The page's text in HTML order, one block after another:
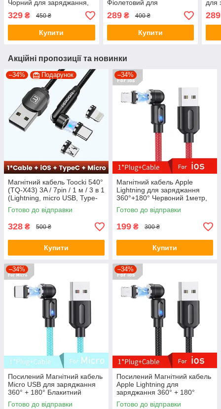
Чорний для заряджання,
передачі даних (micro
USB) 540°, 2м, 5A
329 ₴ 450 ₴
Купити
Фіолетовий для
заряджання, передачі
даних (USB Type-C) 540°,
1метр, 5A
289₴ 400 ₴
Купити
для
289
Акційні пропозиції та новинки
–34% Подарунок
Магнітний кабель Toocki 540°
(ТQ-Х43) 3A / 7pin / 1 м / 3 в 1
(Lightning, micro USB, Type-
C) для заряджання та
передачі даних
Готово до відправки
328 ₴ 500 ₴
Купити
–34%
Магнітний кабель Apple
Lightning для заряджання
360°+180° Червоний 1метр,
2.1A
Готово до відправки
199 ₴ 300 ₴
Купити
–34%
Посилений Магнітний кабель
Micro USB для заряджання
360° + 180° Блакитний
1метр, 2.4A
Готово до відправки
–34%
Посилений Магнітний кабель
Apple Lightning для
заряджання 360° + 180°
Чорний, 1метр, 2.1A
Готово до відправки